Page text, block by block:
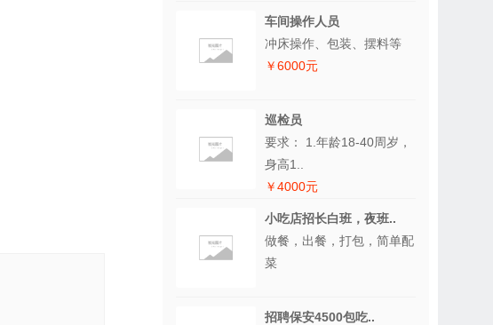
车间操作人员
冲床操作、包装、摆料等
￥6000元
巡检员
要求： 1.年龄18-40周岁，
身高1..
￥4000元
小吃店招长白班，夜班..
做餐，出餐，打包，简单配
菜
招聘保安4500包吃..